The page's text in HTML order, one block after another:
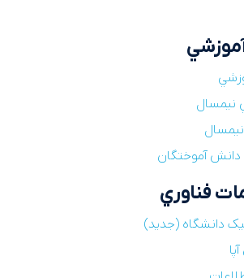
نيمسال
دانش آموختگان
فناوري
دانشگاه (جديد)